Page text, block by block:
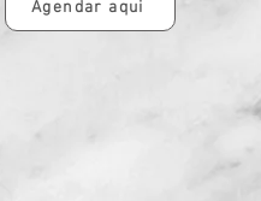
Agendar aqui